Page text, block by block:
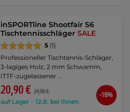
inSPORTline Shootfair S6
TischtennisschlägerSALE
5 (1)
Professioneller Tischtennis-Schläger,
3-lagiges Holz, 2 mm Schwamm,
ITTF-zugelassener …
20,90 € 24,90 €
auf Lager – 12.8. bei Ihnen
-16%